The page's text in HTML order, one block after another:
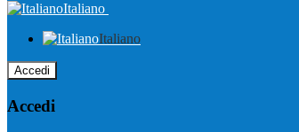
Italiano
Italiano
Accedi
Accedi